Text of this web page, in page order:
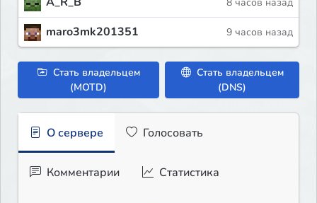
maro3mk201351 9 часов назад
Стать владельцем
(MOTD)
Стать владельцем
(DNS)
О сервере Голосовать
Комментарии Статистика